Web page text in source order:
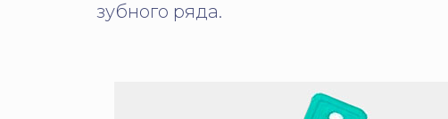
зубного ряда.